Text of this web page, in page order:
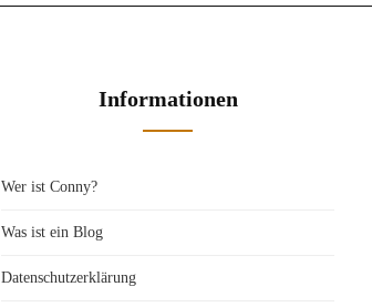
Informationen
Wer ist Conny?
Was ist ein Blog
Datenschutzerklärung